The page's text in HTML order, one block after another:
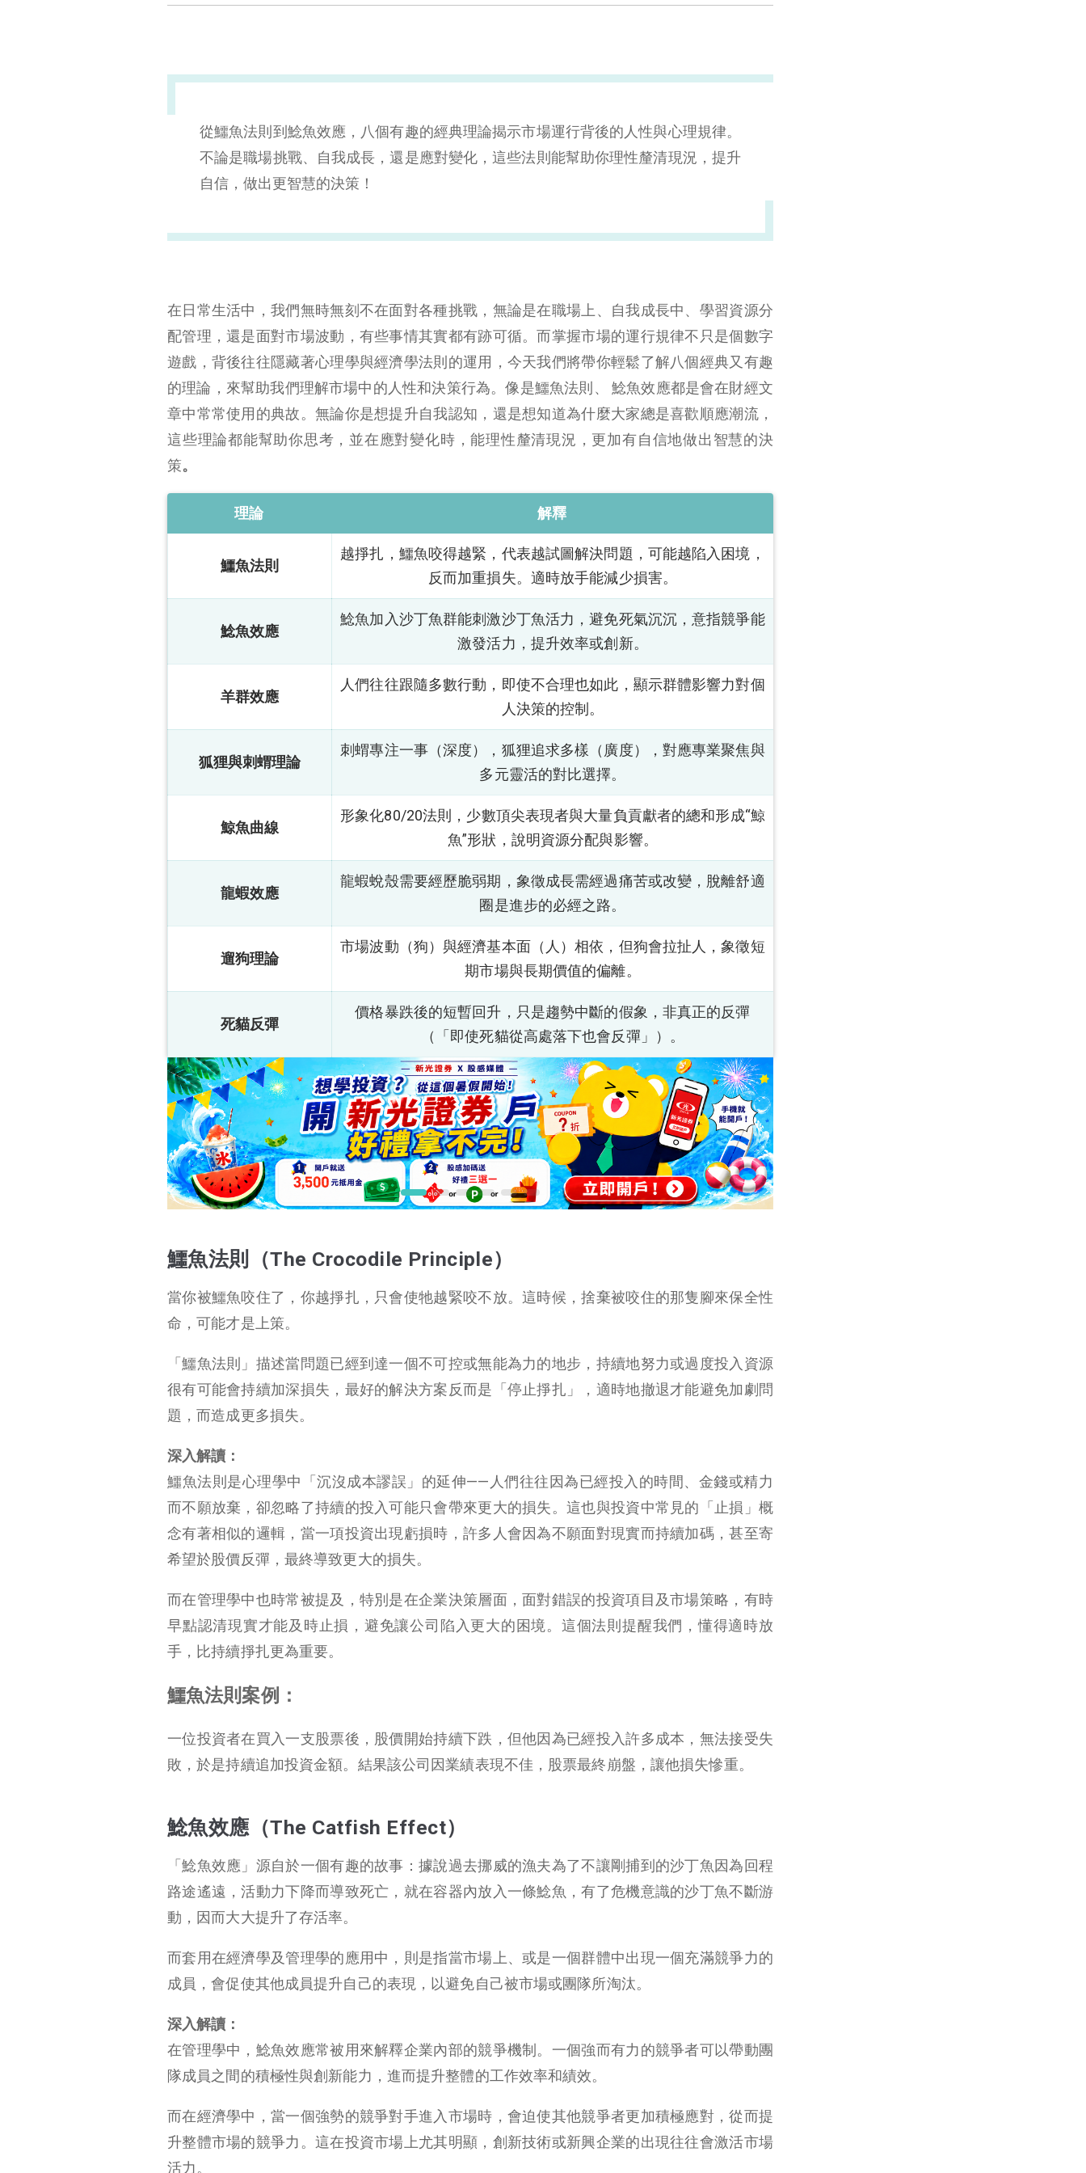
從鱷魚法則到鯰魚效應，八個有趣的經典理論揭示市場運行背後的人性與心理規律。
不論是職場挑戰、自我成長，還是應對變化，這些法則能幫助你理性釐清現況，提升
自信，做出更智慧的決策！
在日常生活中，我們無時無刻不在面對各種挑戰，無論是在職場上、自我成長中、學習資源分
配管理，還是面對市場波動，有些事情其實都有跡可循。而掌握市場的運行規律不只是個數字
遊戲，背後往往隱藏著心理學與經濟學法則的運用，今天我們將帶你輕鬆了解八個經典又有趣
的理論，來幫助我們理解市場中的人性和決策行為。像是鱷魚法則、 鯰魚效應都是會在財經文
章中常常使用的典故。無論你是想提升自我認知，還是想知道為什麼大家總是喜歡順應潮流，
這些理論都能幫助你思考，並在應對變化時，能理性釐清現況，更加有自信地做出智慧的決
策。
理論 解釋
鱷魚法則
越掙扎，鱷魚咬得越緊，代表越試圖解決問題，可能越陷入困境，
反而加重損失。適時放手能減少損害。
鯰魚效應
鯰魚加入沙丁魚群能刺激沙丁魚活力，避免死氣沉沉，意指競爭能
激發活力，提升效率或創新。
羊群效應
人們往往跟隨多數行動，即使不合理也如此，顯示群體影響力對個
人決策的控制。
狐狸與刺蝟理論
刺蝟專注一事（深度），狐狸追求多樣（廣度），對應專業聚焦與
多元靈活的對比選擇。
鯨魚曲線
形象化80/20法則，少數頂尖表現者與大量負貢獻者的總和形成“鯨
魚”形狀，說明資源分配與影響。
龍蝦效應
龍蝦蛻殼需要經歷脆弱期，象徵成長需經過痛苦或改變，脫離舒適
圈是進步的必經之路。
遛狗理論
市場波動（狗）與經濟基本面（人）相依，但狗會拉扯人，象徵短
期市場與長期價值的偏離。
死貓反彈
價格暴跌後的短暫回升，只是趨勢中斷的假象，非真正的反彈
（「即使死貓從高處落下也會反彈」）。
鱷魚法則（The Crocodile Principle）
當你被鱷魚咬住了，你越掙扎，只會使牠越緊咬不放。這時候，捨棄被咬住的那隻腳來保全性
命，可能才是上策。
「鱷魚法則」描述當問題已經到達一個不可控或無能為力的地步，持續地努力或過度投入資源
很有可能會持續加深損失，最好的解決方案反而是「停止掙扎」，適時地撤退才能避免加劇問
題，而造成更多損失。
深入解讀：
鱷魚法則是心理學中「沉沒成本謬誤」的延伸——人們往往因為已經投入的時間、金錢或精力
而不願放棄，卻忽略了持續的投入可能只會帶來更大的損失。這也與投資中常見的「止損」概
念有著相似的邏輯，當一項投資出現虧損時，許多人會因為不願面對現實而持續加碼，甚至寄
希望於股價反彈，最終導致更大的損失。
而在管理學中也時常被提及，特別是在企業決策層面，面對錯誤的投資項目及市場策略，有時
早點認清現實才能及時止損，避免讓公司陷入更大的困境。這個法則提醒我們，懂得適時放
手，比持續掙扎更為重要。
鱷魚法則案例：
一位投資者在買入一支股票後，股價開始持續下跌，但他因為已經投入許多成本，無法接受失
敗，於是持續追加投資金額。結果該公司因業績表現不佳，股票最終崩盤，讓他損失慘重。
鯰魚效應（The Catfish Effect）
「鯰魚效應」源自於一個有趣的故事：據說過去挪威的漁夫為了不讓剛捕到的沙丁魚因為回程
路途遙遠，活動力下降而導致死亡，就在容器內放入一條鯰魚，有了危機意識的沙丁魚不斷游
動，因而大大提升了存活率。
而套用在經濟學及管理學的應用中，則是指當市場上、或是一個群體中出現一個充滿競爭力的
成員，會促使其他成員提升自己的表現，以避免自己被市場或團隊所淘汰。
深入解讀：
在管理學中，鯰魚效應常被用來解釋企業內部的競爭機制。一個強而有力的競爭者可以帶動團
隊成員之間的積極性與創新能力，進而提升整體的工作效率和績效。
而在經濟學中，當一個強勢的競爭對手進入市場時，會迫使其他競爭者更加積極應對，從而提
升整體市場的競爭力。這在投資市場上尤其明顯，創新技術或新興企業的出現往往會激活市場
活力。